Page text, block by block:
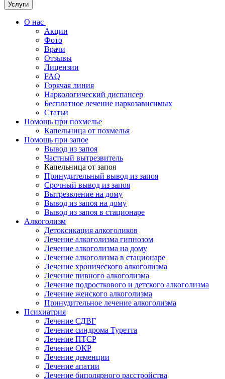
Услуги
О нас
Акции
Фото
Врачи
Отзывы
Лицензии
FAQ
Горячая линия
Наркологический диспансер
Бесплатное лечение наркозависимых
Статьи
Помощь при похмелье
Капельница от похмелья
Помощь при запое
Вывод из запоя
Частный вытрезвитель
Капельница от запоя
Принудительный вывод из запоя
Срочный вывод из запоя
Вытрезвление на дому
Вывод из запоя на дому
Вывод из запоя в стационаре
Алкоголизм
Детоксикация алкоголиков
Лечение алкоголизма гипнозом
Лечение алкоголизма на дому
Лечение алкоголизма в стационаре
Лечение хронического алкоголизма
Лечение пивного алкоголизма
Лечение подросткового и детского алкоголизма
Лечение женского алкоголизма
Принудительное лечение алкоголизма
Психиатрия
Лечение СДВГ
Лечение синдрома Туретта
Лечение ПТСР
Лечение ОКР
Лечение деменции
Лечение апатии
Лечение биполярного расстройства